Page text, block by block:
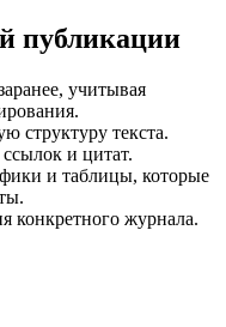
публикации
учитывая
структуру текста.
и цитат.
и таблицы, которые
конкретного журнала.